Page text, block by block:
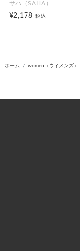
サハ（SAHA）
¥2,178税込
ホーム women（ウィメンズ）